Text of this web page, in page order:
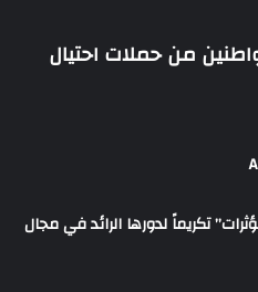
من حملات احتيال
تكريماً لدورها الرائد في مجال